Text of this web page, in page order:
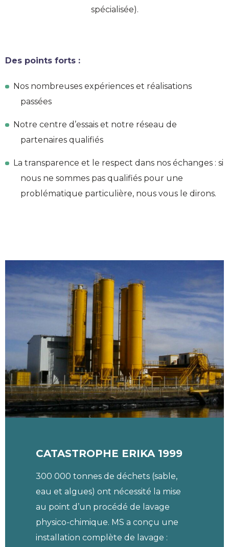
spécialisée).
Des points forts :
Nos nombreuses expériences et réalisations
passées
Notre centre d’essais et notre réseau de
partenaires qualifiés
La transparence et le respect dans nos échanges : si
nous ne sommes pas qualifiés pour une
problématique particulière, nous vous le dirons.
CATASTROPHE ERIKA 1999
300 000 tonnes de déchets (sable,
eau et algues) ont nécessité la mise
au point d’un procédé de lavage
physico-chimique. MS a conçu une
installation complète de lavage :